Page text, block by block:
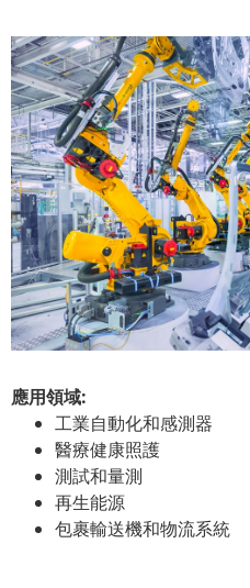
應用領域:
工業自動化和感測器
醫療健康照護
測試和量測
再生能源
包裹輸送機和物流系統